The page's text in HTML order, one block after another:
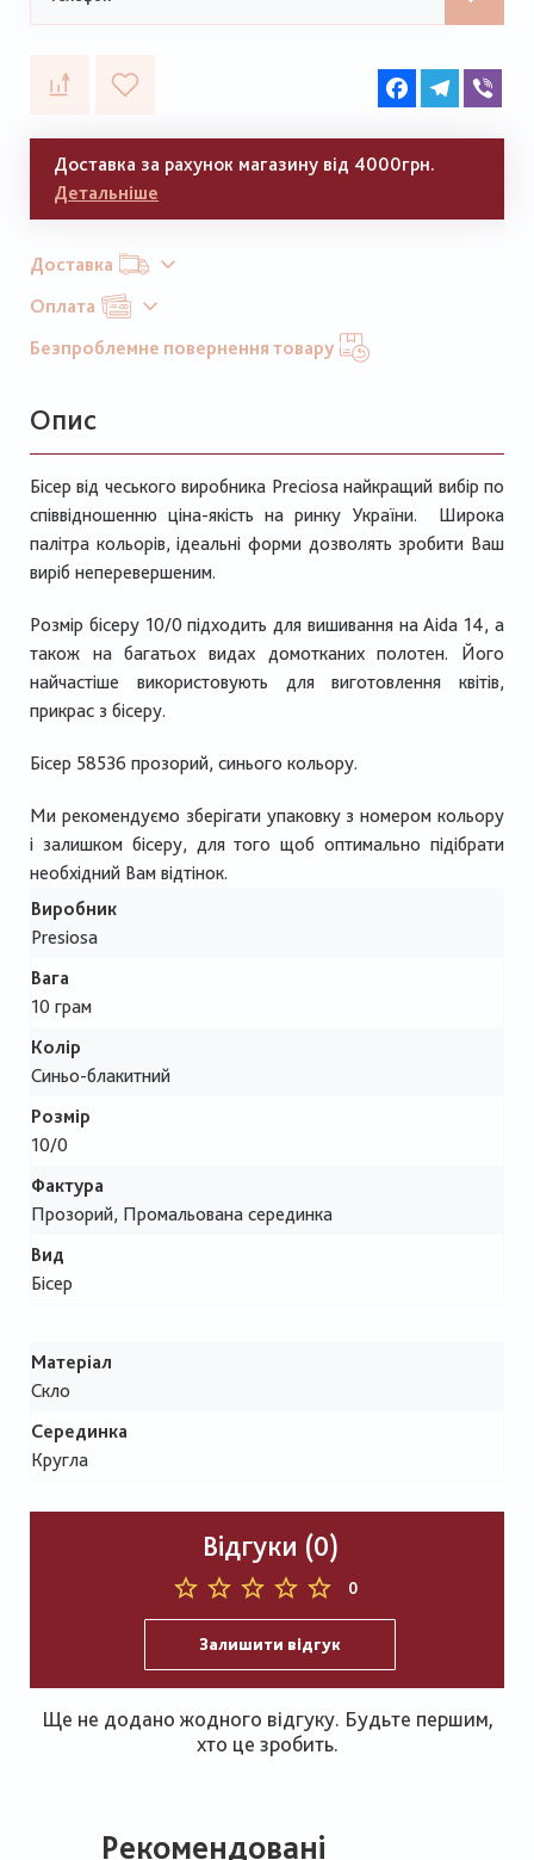
FacebookTelegram
Доставка за рахунок магазину від 4000грн.
Детальніше
Доставка
Оплата
Безпроблемне повернення товару
Опис
Бісер від чеського виробника Preciosa найкращий вибір по
співвідношенню ціна-якість на ринку України. Широка
палітра кольорів, ідеальні форми дозволять зробити Ваш
виріб неперевершеним.
Розмір бісеру 10/0 підходить для вишивання на Aida 14, а
також на багатьох видах домотканих полотен. Його
найчастіше використовують для виготовлення квітів,
прикрас з бісеру.
Бісер 58536 прозорий, синього кольору.
Ми рекомендуємо зберігати упаковку з номером кольору
і залишком бісеру, для того щоб оптимально підібрати
необхідний Вам відтінок.
Виробник
Presiosa
Вага
10 грам
Колір
Синьо-блакитний
Розмір
10/0
Фактура
Прозорий, Промальована серединка
Вид
Бісер
Матеріал
Скло
Серединка
Кругла
Відгуки (0)
0
Залишити відгук
Ще не додано жодного відгуку. Будьте першим,
хто це зробить.
Рекомендовані